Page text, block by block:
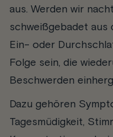
aus. Werden wir
schweißgebadet aus
Ein- oder
Folge sein, die
Beschwerden
Dazu gehören
Tagesmüdigkeit,